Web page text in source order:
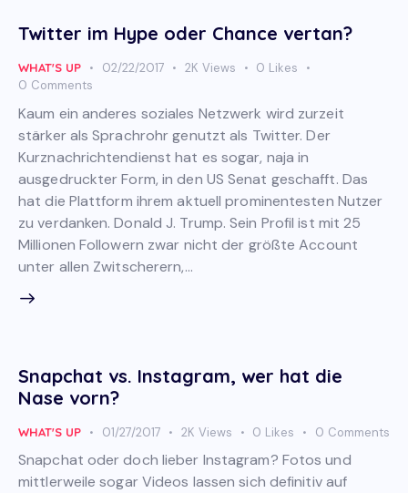
Twitter im Hype oder Chance vertan?
WHAT'S UP 02/22/2017 2K Views 0 Likes
0 Comments
Kaum ein anderes soziales Netzwerk wird zurzeit
stärker als Sprachrohr genutzt als Twitter. Der
Kurznachrichtendienst hat es sogar, naja in
ausgedruckter Form, in den US Senat geschafft. Das
hat die Plattform ihrem aktuell prominentesten Nutzer
zu verdanken. Donald J. Trump. Sein Profil ist mit 25
Millionen Followern zwar nicht der größte Account
unter allen Zwitscherern,…
Snapchat vs. Instagram, wer hat die
Nase vorn?
WHAT'S UP 01/27/2017 2K Views 0 Likes 0 Comments
Snapchat oder doch lieber Instagram? Fotos und
mittlerweile sogar Videos lassen sich definitiv auf